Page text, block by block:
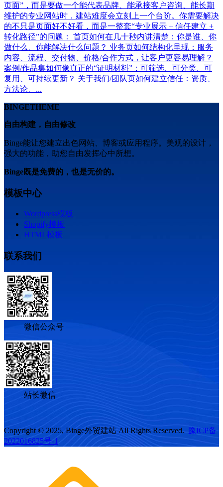
页面”，而是要做一个能代表品牌、能承接客户咨询、能长期
维护的专业网站时，建站难度会立刻上一个台阶。你需要解决
的不只是页面好不好看，而是一整套“专业展示 + 信任建立 +
转化路径”的问题： 首页如何在几十秒内讲清楚：你是谁、你
做什么、你能解决什么问题？ 业务页如何结构化呈现：服务
内容、流程、交付物、价格/合作方式，让客户更容易理解？
案例/作品集如何像真正的“证明材料”：可筛选、可分类、可
复用、可持续更新？ 关于我们/团队页如何建立信任：资质、
方法论、...
BINGETHEME
自由构建，自由修改
Binge能让您建立出色网站、博客或应用程序。美观的设计，
强大的功能，助您自由发挥心中所想。
Binge既是免费的，也是无价的。
模板中心
Wordpress模板
Shopify模板
HTML模板
联系我们
微信公众号
站长微信
Copyright © 2025, Binge外贸建站 All Rights Reserved. 豫ICP备
2022016825号-1